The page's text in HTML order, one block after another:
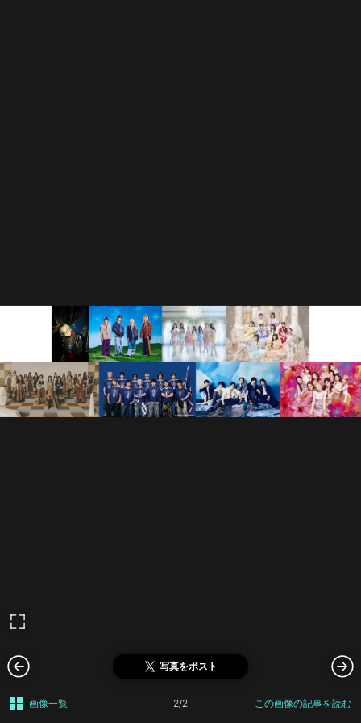
写真をポスト
画像一覧 2/2 この画像の記事を読む